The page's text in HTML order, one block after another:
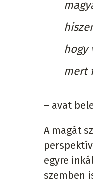
hogy
mert
– avat
A magát
egyre
szemben